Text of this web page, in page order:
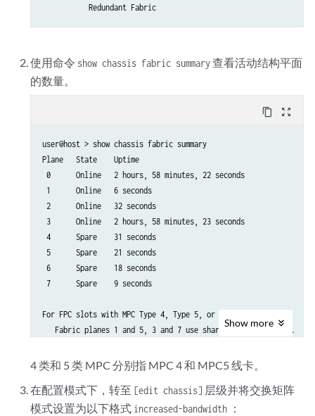
           Redundant Fabric
使用命令 show chassis fabric summary查看活动结构平面
的数量。
content_copy zoom_out_map
user@host > show chassis fabric summary
Plane   State    Uptime
0      Online   2 hours, 58 minutes, 22 seconds
1      Online   6 seconds
2      Online   32 seconds
3      Online   2 hours, 58 minutes, 23 seconds
4      Spare    31 seconds
5      Spare    21 seconds
6      Spare    18 seconds
7      Spare    9 seconds
For FPC slots with MPC Type 4, Type 5, or MCC:
   Fabric planes 1 and 5, 3 and 7 use shared physical links.
   plane 1 and 5, or both 3 and 7 are active.
Show more
4 类和 5 类 MPC 分别指 MPC 4 和 MPC5 线卡。
在配置模式下，转至 [edit chassis] 层级并将交换矩阵
模式设置为以下格式 increased-bandwidth ：